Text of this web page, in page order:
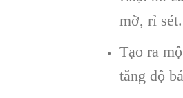
mỡ, rỉ sét.
Tạo ra
tăng độ